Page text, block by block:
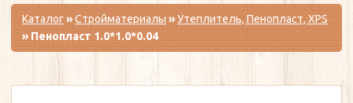
Каталог»Стройматериалы »Утеплитель, Пенопласт, XPS
» Пенопласт 1.0*1.0*0.04